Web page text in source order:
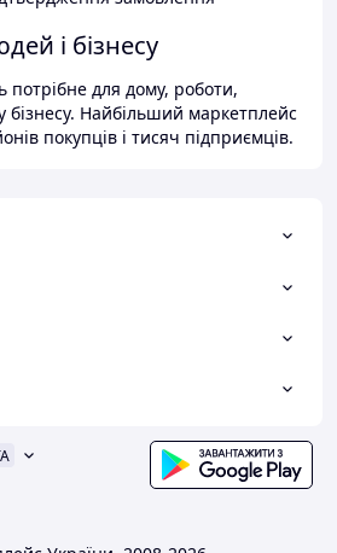
і бізнесу
потрібне для дому, роботи,
бізнесу. Найбільший маркетплейс
покупців і тисяч підприємців.